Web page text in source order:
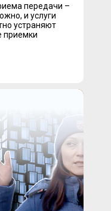
передачи –
и услуги
устраняют
приемки